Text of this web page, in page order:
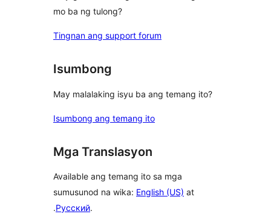
mo ba ng tulong?
Tingnan ang support forum
Isumbong
May malalaking isyu ba ang temang ito?
Isumbong ang temang ito
Mga Translasyon
Available ang temang ito sa mga
sumusunod na wika: English (US) at
.Русский.